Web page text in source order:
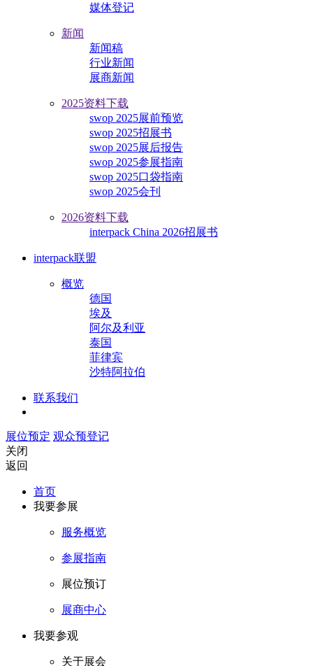
媒体登记
新闻
新闻稿
行业新闻
展商新闻
2025资料下载
swop 2025展前预览
swop 2025招展书
swop 2025展后报告
swop 2025参展指南
swop 2025口袋指南
swop 2025会刊
2026资料下载
interpack China 2026招展书
interpack联盟
概览
德国
埃及
阿尔及利亚
泰国
菲律宾
沙特阿拉伯
联系我们
展位预定 观众预登记
关闭
返回
首页
我要参展
服务概览
参展指南
展位预订
展商中心
我要参观
关于展会